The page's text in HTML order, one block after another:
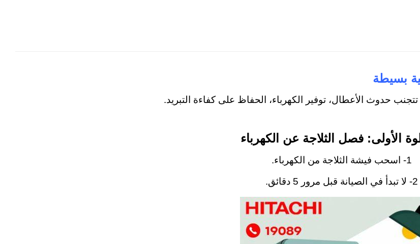
بسيطة
حدوث الأعطال، توفير الكهرباء، الحفاظ على كفاءة التبريد.
الأولى: فصل الثلاجة عن الكهرباء
1- اسحب فيشة الثلاجة من الكهرباء.
2- لا تبدأ في الصيانة قبل مرور 5 دقائق.